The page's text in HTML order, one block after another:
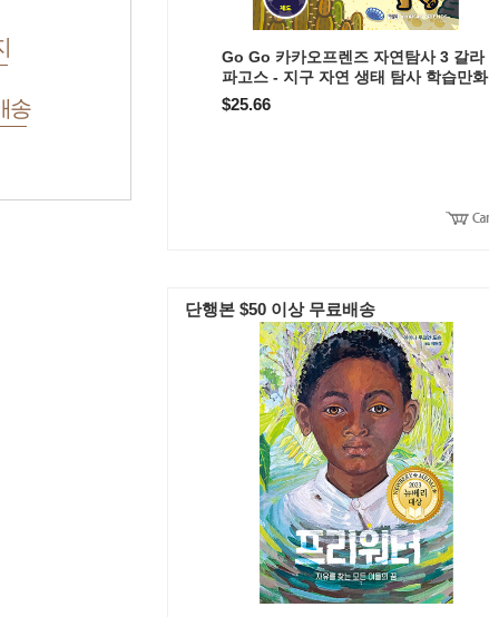
송
Go Go 카카오프렌즈 자연탐사 3 갈라
파고스 - 지구 자연 생태 탐사 학습만화
$25.66
단행본 $50 이상 무료배송